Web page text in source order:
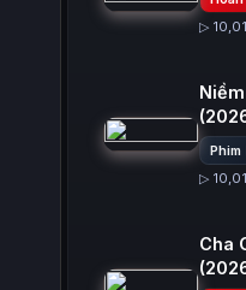
▷
Phim
▷
Cha